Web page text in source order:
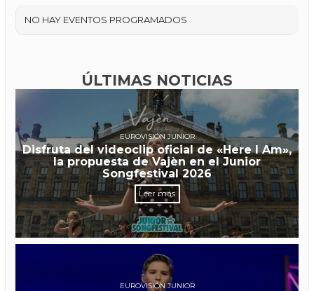
NO HAY EVENTOS PROGRAMADOS
ÚLTIMAS NOTICIAS
EUROVISIÓN JUNIOR
Disfruta del videoclip oficial de «Here I Am»,
la propuesta de Vajèn en el Junior
Songfestival 2026
Leer más
EUROVISIÓN JUNIOR